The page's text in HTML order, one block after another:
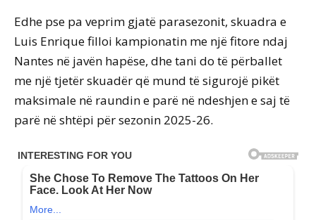
Edhe pse pa veprim gjatë parasezonit, skuadra e
Luis Enrique filloi kampionatin me një fitore ndaj
Nantes në javën hapëse, dhe tani do të përballet
me një tjetër skuadër që mund të sigurojë pikët
maksimale në raundin e parë në ndeshjen e saj të
parë në shtëpi për sezonin 2025-26.